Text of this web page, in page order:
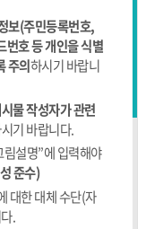
보(주민등록번호,
호 등 개인을 식별
주의하시기 바랍니
물 작성자가 관련
기 바랍니다.
설명”에 입력해야
준수)
대한 대체 수단(자
.